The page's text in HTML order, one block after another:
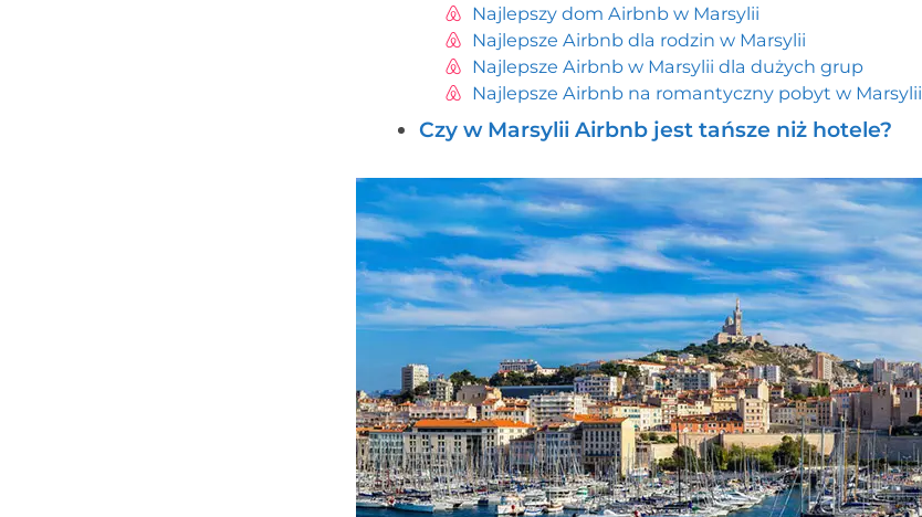
Najlepszy dom Airbnb w Marsylii
Najlepsze Airbnb dla rodzin w Marsylii
Najlepsze Airbnb w Marsylii dla dużych grup
Najlepsze Airbnb na romantyczny pobyt w Marsylii
Czy w Marsylii Airbnb jest tańsze niż hotele?